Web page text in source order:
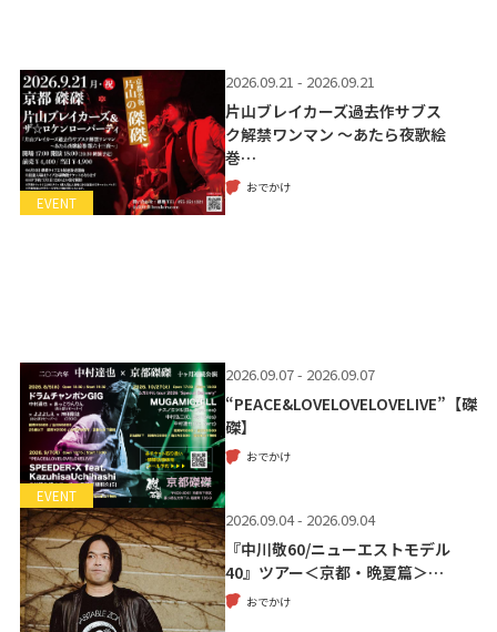
EVENT
2026.09.21 - 2026.09.21
片山ブレイカーズ過去作サブス
ク解禁ワンマン 〜あたら夜歌絵
巻…
おでかけ
EVENT
2026.09.07 - 2026.09.07
“PEACE&LOVELOVELOVELIVE”【磔
磔】
おでかけ
2026.09.04 - 2026.09.04
『中川敬60/ニューエストモデル
40』ツアー＜京都・晩夏篇＞…
おでかけ